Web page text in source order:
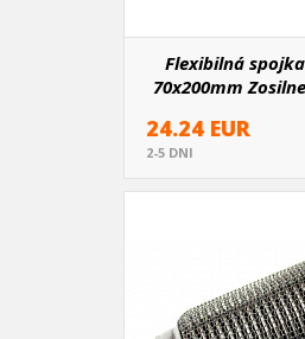
Flexibilná
70x200mm
24.24 EUR
2-5 DNI